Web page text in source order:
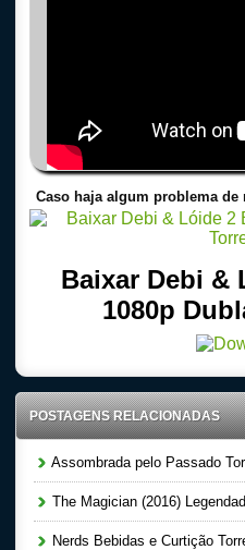
Caso haja algum problema de
Baixar Debi &
1080p
POSTAGENS RELACIONADAS
Assombrada pelo Passado Torrent
The Magician (2016)
Nerds Bebidas e Curtição Torrent